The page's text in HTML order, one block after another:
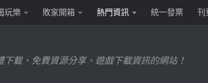
玩樂 敗家開箱 熱門資訊 統一發票 刊
下載、免費資源分享、遊戲下載資訊的網站！